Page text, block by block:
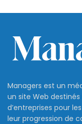
Managers est un
un site Web
d’entreprises pour
leur progression de